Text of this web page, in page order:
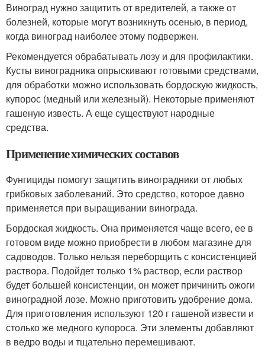
Виноград нужно защитить от вредителей, а также от
болезней, которые могут возникнуть осенью, в период,
когда виноград наиболее этому подвержен.
Рекомендуется обрабатывать лозу и для профилактики.
Кусты виноградника опрыскивают готовыми средствами,
для обработки можно использовать бордоскую жидкость,
купорос (медный или железный). Некоторые применяют
гашеную известь. А еще существуют народные
средства.
Применение химических составов
Фунгициды помогут защитить виноградники от любых
грибковых заболеваний. Это средство, которое давно
применяется при выращивании винограда.
Бордоская жидкость. Она применяется чаще всего, ее в
готовом виде можно приобрести в любом магазине для
садоводов. Только нельзя переборщить с консистенцией
раствора. Подойдет только 1% раствор, если раствор
будет большей консистенции, он может причинить ожоги
виноградной лозе. Можно приготовить удобрение дома.
Для приготовления используют 120 г гашеной извести и
столько же медного купороса. Эти элементы добавляют
в ведро воды и тщательно перемешивают.